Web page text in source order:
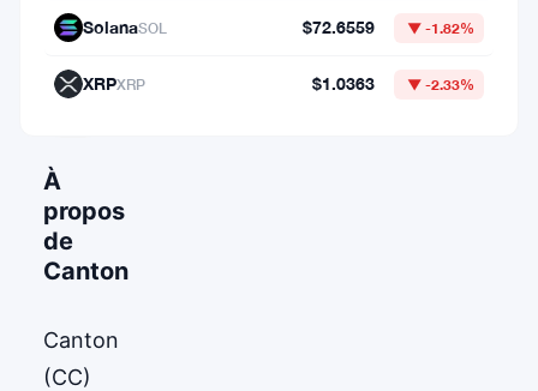
64,298.19204422
USD
À
propos
de
Canton
Canton
(CC)
SolanaSOL $72.6559 ▼ -1.82%
XRPXRP $1.0363 ▼ -2.33%